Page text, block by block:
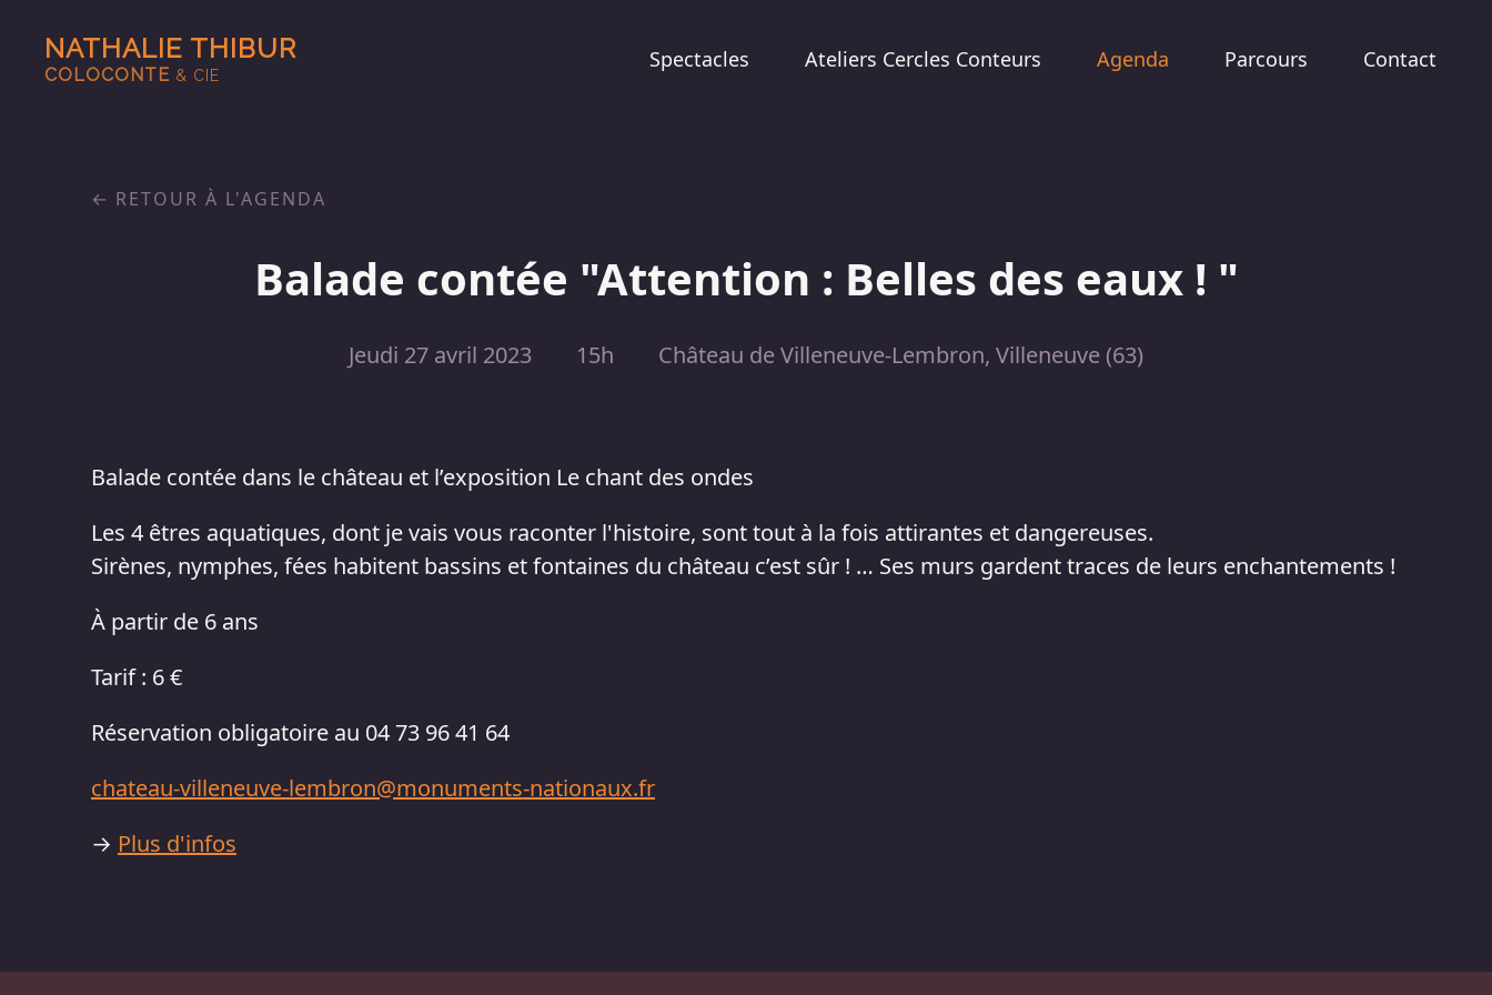
NATHALIE THIBUR
COLOCONTE & CIE
Spectacles Ateliers Cercles Conteurs Agenda Parcours Contact
Balade contée "Attention : Belles des eaux ! "
Jeudi 27 avril 2023 15h Château de Villeneuve-Lembron, Villeneuve (63)
RETOUR À L'AGENDA
Balade contée dans le château et l’exposition Le chant des ondes
Les 4 êtres aquatiques, dont je vais vous raconter l'histoire, sont tout à la fois attirantes et dangereuses.
Sirènes, nymphes, fées habitent bassins et fontaines du château c’est sûr ! … Ses murs gardent traces de leurs enchantements !
À partir de 6 ans
Tarif : 6 €
Réservation obligatoire au 04 73 96 41 64
chateau-villeneuve-lembron@monuments-nationaux.fr
→ Plus d'infos